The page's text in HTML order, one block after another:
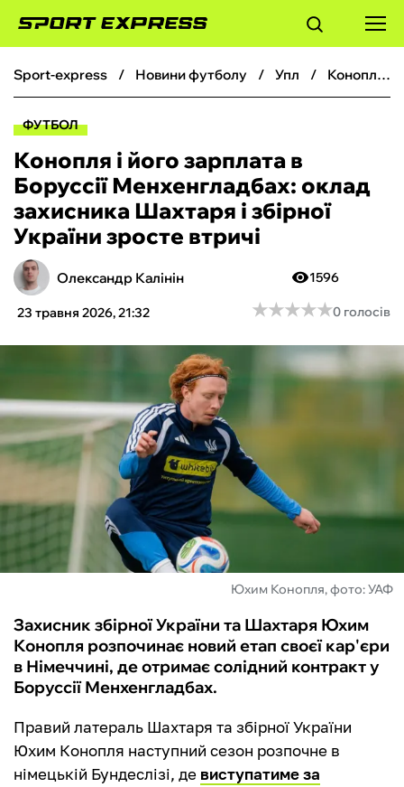
ФУТБОЛ
БОКС
ХОКЕЙ
ТЕНІС
КІБЕРСПОРТ
ФУТЗАЛ
БУКМЕКЕРИ
sport-express новини футболу упл Конопля і його зарплата в Боруссії Менхенгладбах: оклад захисника Шахтаря і збірної України зросте втричі
ФУТБОЛ
Конопля і його зарплата в
Боруссії Менхенгладбах: оклад
захисника Шахтаря і збірної
України зросте втричі
Олександр Калінін
23 травня 2026, 21:32
1596
★★★★★
★★★★★0 голосів
Юхим Конопля, фото: УАФ
Захисник збірної України та Шахтаря Юхим
Конопля розпочинає новий етап своєї кар'єри
в Німеччині, де отримає солідний контракт у
Боруссії Менхенгладбах.
Правий латераль Шахтаря та збірної України
Юхим Конопля наступний сезон розпочне в
німецькій Бундеслізі, де виступатиме за